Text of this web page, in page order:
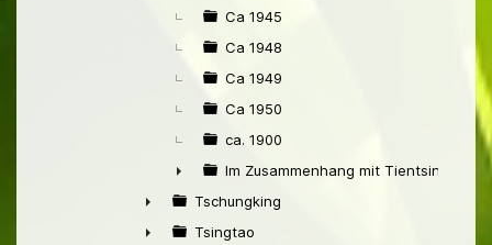
Ca 1945
Ca 1948
Ca 1949
Ca 1950
ca. 1900
►
Im Zusammenhang mit Tientsin
►
Tschungking
Tsingtao